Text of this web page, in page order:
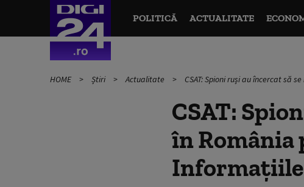
POLITICĂ ACTUALITATE
HOME Știri Actualitate CSAT: Spioni ruși au încercat să
CSAT:
în
Informațiile